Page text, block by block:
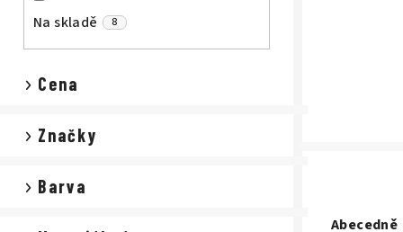
Na skladě 8
Cena
Značky
Barva
Abecedně